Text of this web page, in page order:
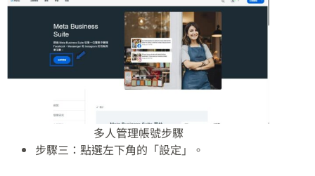
多人管理帳號步驟
步驟三：點選左下角的「設定」。